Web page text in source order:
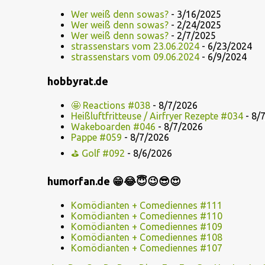
Wer weiß denn sowas?- 3/16/2025
Wer weiß denn sowas?- 2/24/2025
Wer weiß denn sowas?- 2/7/2025
strassenstars vom 23.06.2024- 6/23/2024
strassenstars vom 09.06.2024- 6/9/2024
hobbyrat.de
🤩 Reactions #038- 8/7/2026
Heißluftfritteuse / Airfryer Rezepte #034- 8/
Wakeboarden #046 - 8/7/2026
Pappe #059 - 8/7/2026
⛳ Golf #092 - 8/6/2026
humorfan.de 😁😂😇😉😎😍
Komödianten + Comediennes #111
Komödianten + Comediennes #110
Komödianten + Comediennes #109
Komödianten + Comediennes #108
Komödianten + Comediennes #107